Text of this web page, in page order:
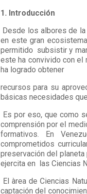
1. Introducción
Desde los albores de
en este gran
permitido subsistir y
este ha convivido con el
ha logrado obtener
recursos para su
básicas necesidades
Es por eso, que como
comprensión por el
formativos. En
comprometidos
preservación del
ejercita en las Ciencias
El àrea de Ciencias
captación del